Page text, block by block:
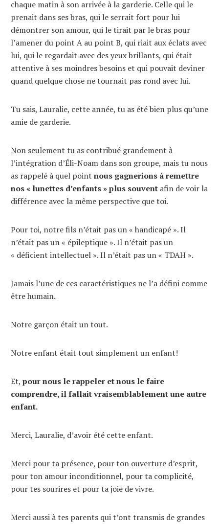
chaque matin à son arrivée à la garderie. Celle qui le
prenait dans ses bras, qui le serrait fort pour lui
démontrer son amour, qui le tirait par le bras pour
l’amener du point A au point B, qui riait aux éclats avec
lui, qui le regardait avec des yeux brillants, qui était
attentive à ses moindres besoins et qui pouvait deviner
quand quelque chose ne tournait pas rond avec lui.
Tu sais, Lauralie, cette année, tu as été bien plus qu’une
amie de garderie.
Non seulement tu as contribué grandement à
l’intégration d’Éli-Noam dans son groupe, mais tu nous
as rappelé à quel point nous gagnerions à remettre
nos « lunettes d’enfants » plus souvent afin de voir la
différence avec la même perspective que toi.
Pour toi, notre fils n’était pas un « handicapé ». Il
n’était pas un « épileptique ». Il n’était pas un
« déficient intellectuel ». Il n’était pas un « TDAH ».
Jamais l’une de ces caractéristiques ne l’a défini comme
être humain.
Notre garçon était un tout.
Notre enfant était tout simplement un enfant!
Et, pour nous le rappeler et nous le faire
comprendre, il fallait vraisemblablement une autre
enfant.
Merci, Lauralie, d’avoir été cette enfant.
Merci pour ta présence, pour ton ouverture d’esprit,
pour ton amour inconditionnel, pour ta complicité,
pour tes sourires et pour ta joie de vivre.
Merci aussi à tes parents qui t’ont transmis de grandes